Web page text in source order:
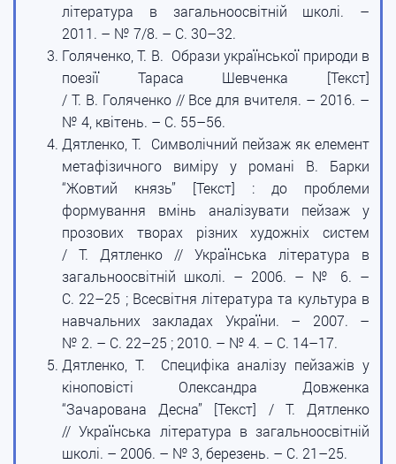
література в загальноосвітній школі. –
2011. – № 7/8. – С. 30–32.
Голяченко, Т. В. Образи української природи в
поезії Тараса Шевченка [Текст]
/ Т. В. Голяченко // Все для вчителя. – 2016. –
№ 4, квітень. – С. 55–56.
Дятленко, Т. Символічний пейзаж як елемент
метафізичного виміру у романі В. Барки
“Жовтий князь” [Текст] : до проблеми
формування вмінь аналізувати пейзаж у
прозових творах різних художніх систем
/ Т. Дятленко // Українська література в
загальноосвітній школі. – 2006. – № 6. –
С. 22–25 ; Всесвітня література та культура в
навчальних закладах України. – 2007. –
№ 2. – С. 22–25 ; 2010. – № 4. – С. 14–17.
Дятленко, Т. Специфіка аналізу пейзажів у
кіноповісті Олександра Довженка
“Зачарована Десна” [Текст] / Т. Дятленко
// Українська література в загальноосвітній
школі. – 2006. – № 3, березень. – С. 21–25.